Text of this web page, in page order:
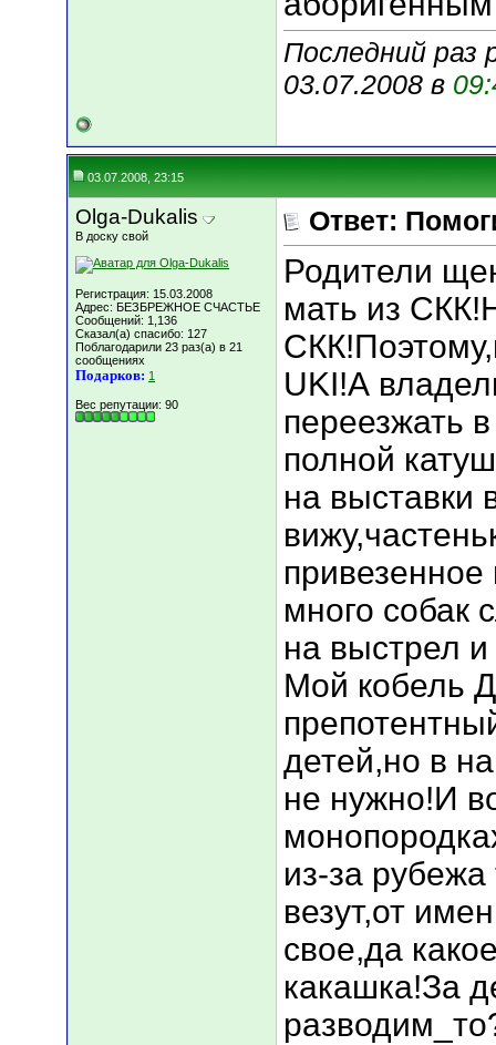
Последний раз
03.07.2008 в
03.07.2008, 23:15
Olga-Dukalis
В доску свой
Регистрация: 15.03.2008
Адрес: БЕЗБРЕЖНОЕ СЧАСТЬЕ
Сообщений: 1,136
Сказал(а) спасибо: 127
Поблагодарили 23 раз(а) в 21
сообщениях
Подарков: 1
Вес репутации: 90
Ответ:
Родители
мать из
UKI!А
переезжать
полной
на выставки
много собак
на выстрел
Мой кобель
детей,но в
не нужно!И
из-за
везут,от
свое,да
какашка!За